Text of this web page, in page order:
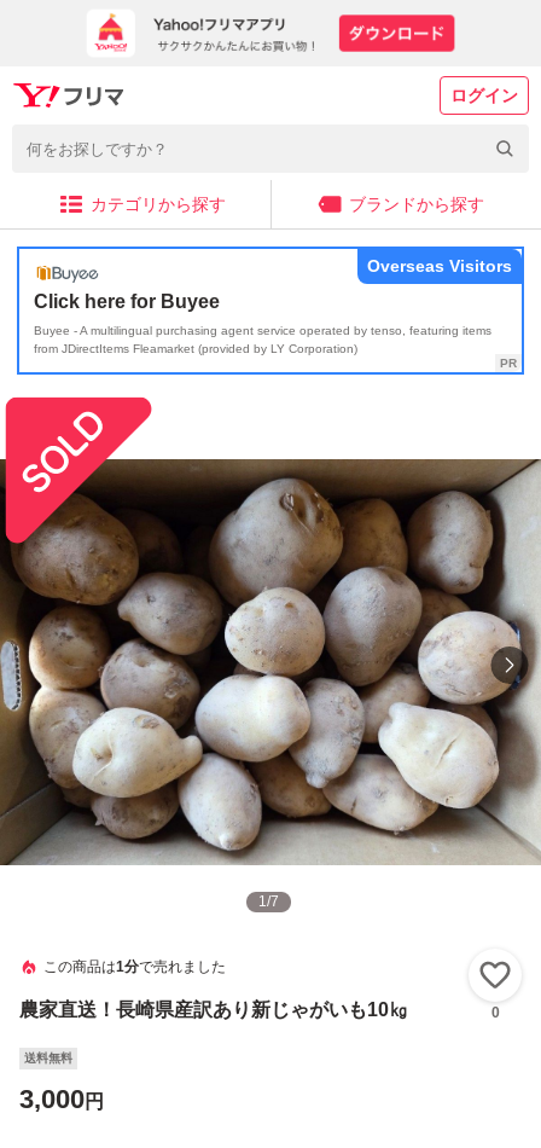
ログイン
カテゴリから探す ブランドから探す
Click here for Buyee
Buyee - A multilingual purchasing agent service operated by tenso, featuring items
from JDirectItems Fleamarket (provided by LY Corporation)
Overseas Visitors
1/7
この商品は1分で売れました
農家直送！長崎県産訳あり新じゃがいも10㎏ 0
送料無料
3,000円